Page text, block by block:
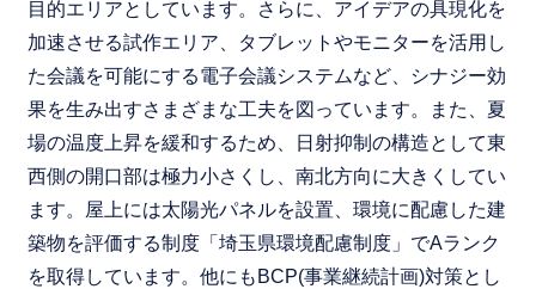
目的エリアとしています。さらに、アイデアの具現化を
加速させる試作エリア、タブレットやモニターを活用し
た会議を可能にする電子会議システムなど、シナジー効
果を生み出すさまざまな工夫を図っています。また、夏
場の温度上昇を緩和するため、日射抑制の構造として東
西側の開口部は極力小さくし、南北方向に大きくしてい
ます。屋上には太陽光パネルを設置、環境に配慮した建
築物を評価する制度「埼玉県環境配慮制度」でAランク
を取得しています。他にもBCP(事業継続計画)対策とし